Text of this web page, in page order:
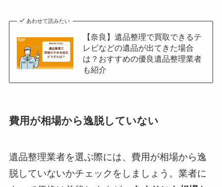
あわせて読みたい
【奈良】遺品整理で買取できるテ
レビなどの遺品が出てきた場合
は？おすすめの優良遺品整理業者
も紹介
費用が相場から逸脱していない
遺品整理業者を選ぶ際には、費用が相場から逸
脱していないかチェックをしましょう。業者に